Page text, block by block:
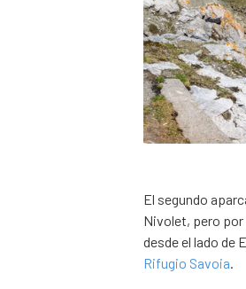
El segundo
Nivolet, pero por
desde el lado de
Rifugio Savoia.